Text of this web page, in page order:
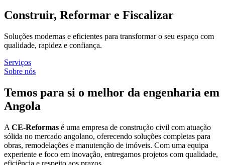
Construir, Reformar e Fiscalizar
Soluções modernas e eficientes para transformar o seu espaço com
qualidade, rapidez e confiança.
Serviços
Sobre nós
Temos para si o melhor da engenharia em
Angola
A CE-Reformas é uma empresa de construção civil com atuação
sólida no mercado angolano, oferecendo soluções completas para
obras, remodelações e manutenção de imóveis. Com uma equipa
experiente e foco em inovação, entregamos projetos com qualidade,
eficiência e respeito aos prazos.